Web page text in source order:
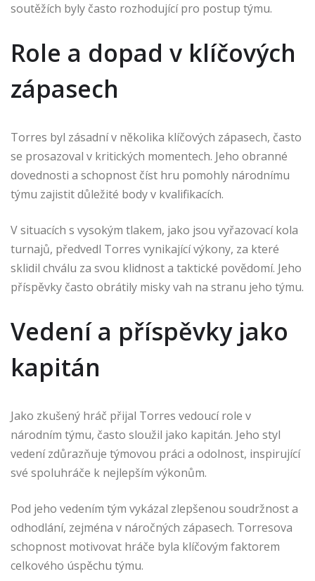
soutěžích byly často rozhodující pro postup týmu.
Role a dopad v klíčových
zápasech
Torres byl zásadní v několika klíčových zápasech, často
se prosazoval v kritických momentech. Jeho obranné
dovednosti a schopnost číst hru pomohly národnímu
týmu zajistit důležité body v kvalifikacích.
V situacích s vysokým tlakem, jako jsou vyřazovací kola
turnajů, předvedl Torres vynikající výkony, za které
sklidil chválu za svou klidnost a taktické povědomí. Jeho
příspěvky často obrátily misky vah na stranu jeho týmu.
Vedení a příspěvky jako
kapitán
Jako zkušený hráč přijal Torres vedoucí role v
národním týmu, často sloužil jako kapitán. Jeho styl
vedení zdůrazňuje týmovou práci a odolnost, inspirující
své spoluhráče k nejlepším výkonům.
Pod jeho vedením tým vykázal zlepšenou soudržnost a
odhodlání, zejména v náročných zápasech. Torresova
schopnost motivovat hráče byla klíčovým faktorem
celkového úspěchu týmu.